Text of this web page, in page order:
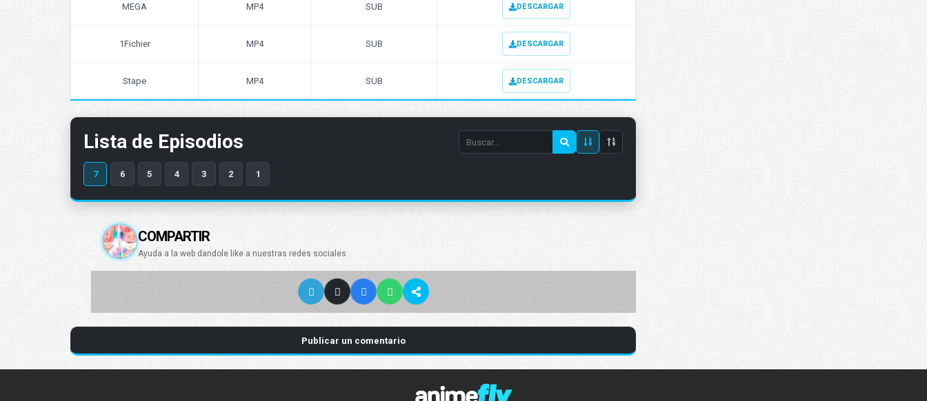
MEGA MP4 SUB DESCARGAR
1Fichier MP4 SUB DESCARGAR
Stape MP4 SUB DESCARGAR
Lista de Episodios
Search
episode
7 6 5 4 3 2 1
COMPARTIR
Ayuda a la web dandole like a nuestras redes sociales
Publicar un comentario